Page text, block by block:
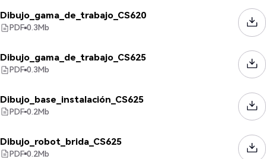
Dibujo_gama_de_trabajo_CS620
PDF 0.3Mb
Dibujo_gama_de_trabajo_CS625
PDF 0.3Mb
Dibujo_base_instalación_CS625
PDF 0.2Mb
Dibujo_robot_brida_CS625
PDF 0.2Mb